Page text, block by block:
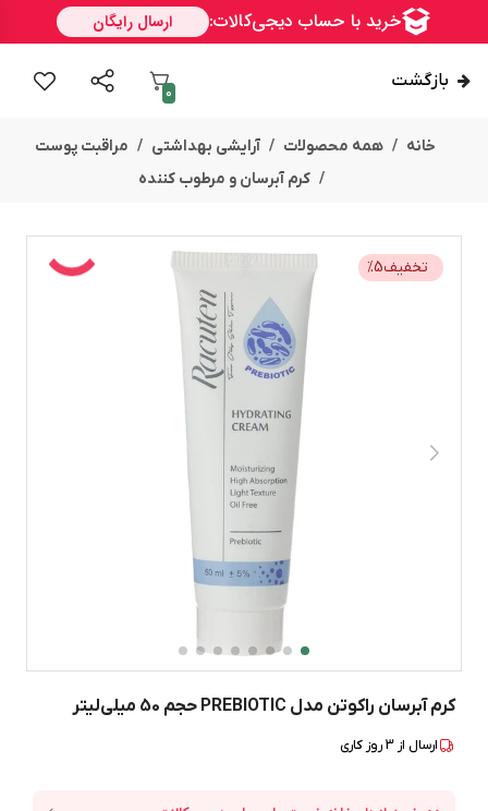
بازگشت
0
خانه همه محصولات آرایشی بهداشتی
مراقبت پوست
کرم آبرسان و مرطوب کننده
تخفیف %5
کرم آبرسان راکوتن مدل PREBIOTIC حجم 50 میلی‌لیتر
ارسال از 3روز کاری